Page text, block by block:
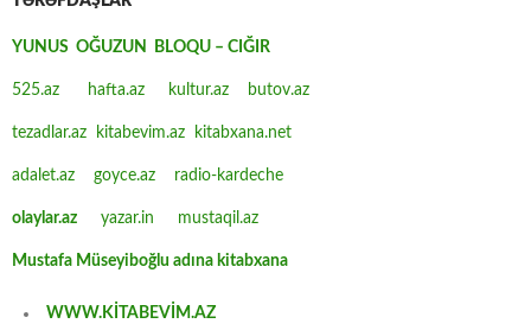
YUNUS OĞUZUN BLOQU – CIĞIR
525.az hafta.az kultur.az butov.az
tezadlar.az kitabevim.az kitabxana.net
adalet.az goyce.az radio-kardeche
olaylar.az yazar.in mustaqil.az
Mustafa Müseyiboğlu adına kitabxana
WWW.KİTABEVİM.AZ